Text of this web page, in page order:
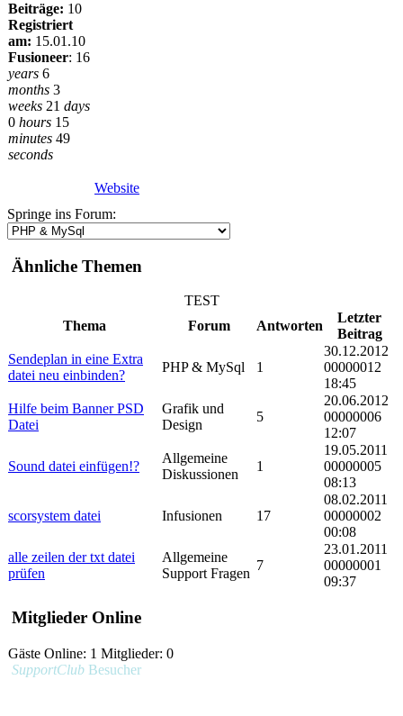
Beiträge: 10
Registriert
am: 15.01.10
Fusioneer: 16
years 6
months 3
weeks 21 days
0 hours 15
minutes 49
seconds
Website
Springe ins Forum:
Ähnliche Themen
TEST
Thema
Forum Antworten
Letzter
Beitrag
Sendeplan in eine Extra
datei neu einbinden?
PHP & MySql 1
30.12.2012
00000012
18:45
Hilfe beim Banner PSD
Datei
Grafik und
Design
5
20.06.2012
00000006
12:07
Sound datei einfügen!?
Allgemeine
Diskussionen
1
19.05.2011
00000005
08:13
scorsystem datei Infusionen 17
08.02.2011
00000002
00:08
alle zeilen der txt datei
prüfen
Allgemeine
Support Fragen
7
23.01.2011
00000001
09:37
Mitglieder Online
Gäste Online: 1 Mitglieder: 0
SupportClub Besucher